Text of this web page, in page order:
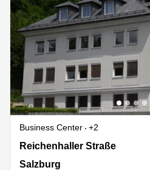
Business Center
+2
Reichenhaller Straße 6, Salzburg
Reichenhaller Straße
Salzburg